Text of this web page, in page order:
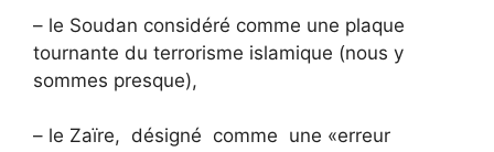
– le Soudan considéré comme une plaque
tournante du terrorisme islamique (nous y
sommes presque),
– le Zaïre, désigné comme une «erreur